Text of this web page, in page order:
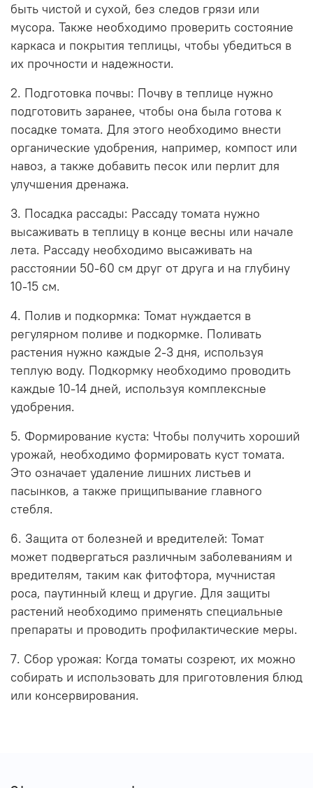
быть чистой и сухой, без следов грязи или
мусора. Также необходимо проверить состояние
каркаса и покрытия теплицы, чтобы убедиться в
их прочности и надежности.
2. Подготовка почвы: Почву в теплице нужно
подготовить заранее, чтобы она была готова к
посадке томата. Для этого необходимо внести
органические удобрения, например, компост или
навоз, а также добавить песок или перлит для
улучшения дренажа.
3. Посадка рассады: Рассаду томата нужно
высаживать в теплицу в конце весны или начале
лета. Рассаду необходимо высаживать на
расстоянии 50-60 см друг от друга и на глубину
10-15 см.
4. Полив и подкормка: Томат нуждается в
регулярном поливе и подкормке. Поливать
растения нужно каждые 2-3 дня, используя
теплую воду. Подкормку необходимо проводить
каждые 10-14 дней, используя комплексные
удобрения.
5. Формирование куста: Чтобы получить хороший
урожай, необходимо формировать куст томата.
Это означает удаление лишних листьев и
пасынков, а также прищипывание главного
стебля.
6. Защита от болезней и вредителей: Томат
может подвергаться различным заболеваниям и
вредителям, таким как фитофтора, мучнистая
роса, паутинный клещ и другие. Для защиты
растений необходимо применять специальные
препараты и проводить профилактические меры.
7. Сбор урожая: Когда томаты созреют, их можно
собирать и использовать для приготовления блюд
или консервирования.